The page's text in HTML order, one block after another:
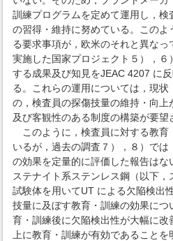
訓練プログラムを定めて運用し，
の習得・維持に努めている。この
る要求事項が，欧米のそれと異な
実施した国家プロジェクト５），
する成果及び知見をJEAC 4207 に
る。これらの運用については，現
の，検査員の探傷技量の維持・向
及び客観性のある制度の構築が要望
このように，検査員に対する教育
いるが，過去の調査７），８）で
の効果を定量的に評価した報告は
ステナイト系ステンレス鋼（以下
試験体を用いてUT による欠陥検出
技量に及ぼす教育・訓練の効果に
育・訓練後に欠陥検出性が大幅に改
上に教育・訓練が有効であることを